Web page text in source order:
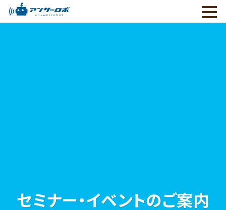
セミナー・イベントのご案内